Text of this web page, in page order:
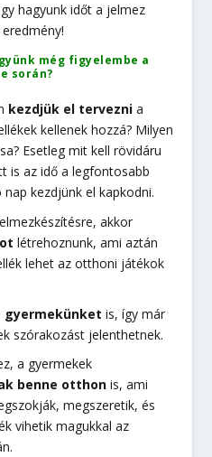
hagyunk időt a jelmez
még figyelembe a
során?
kezdjük el terveznia
kellenek hozzá? Milyen
Esetleg mit kell rövidáru
is az idő a legfontosabb
kezdjünk el kapkodni.
akkor
létrehoznunk, ami aztán
lehet az otthoni játékok
gyermekünket is, így már
szórakozást jelenthetnek.
a gyermekek
benne otthonis, ami
megszeretik, és
vihetik magukkal az